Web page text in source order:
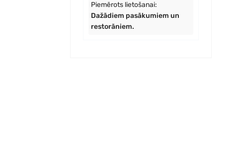
Piemērots lietošanai:
Dažādiem pasākumiem un
restorāniem.